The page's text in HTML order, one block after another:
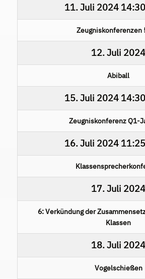
11. Juli 2024 14:30
Zeugniskonferenzen
12. Juli 2024
Abiball
15. Juli 2024 14:30
Zeugniskonferenz Q1-
16. Juli 2024 11:25
17. Juli 2024
6: Verkündung der
Klassen
18. Juli 2024
Vogelschießen